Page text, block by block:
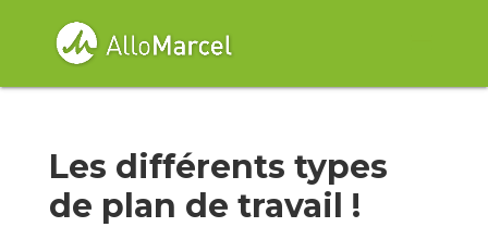
Les différents types
de plan de travail !